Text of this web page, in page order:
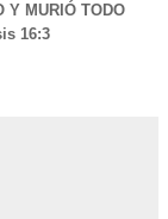
Y MURIÓ TODO
16:3